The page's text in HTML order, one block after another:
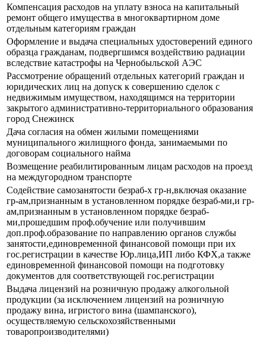
Компенсация расходов на уплату взноса на капитальный
ремонт общего имущества в многоквартирном доме
отдельным категориям граждан
Оформление и выдача специальных удостоверений единого
образца гражданам, подвергшимся воздействию радиации
вследствие катастрофы на Чернобыльской АЭС
Рассмотрение обращений отдельных категорий граждан и
юридических лиц на допуск к совершению сделок с
недвижимым имуществом, находящимся на территории
закрытого административно-территориального образования
город Снежинск
Дача согласия на обмен жилыми помещениями
муниципального жилищного фонда, занимаемыми по
договорам социального найма
Возмещение реабилитированным лицам расходов на проезд
на междугородном транспорте
Содействие самозанятости безраб-х гр-н,включая оказание
гр-ам,признанным в установленном порядке безраб-ми,и гр-
ам,признанным в установленном порядке безраб-
ми,прошедшим проф.обучение или получившим
доп.проф.образование по направлению органов службы
занятости,единовременной финансовой помощи при их
гос.регистрации в качестве Юр.лица,ИП либо КФХ,а также
единовременной финансовой помощи на подготовку
документов для соответствующей гос.регистрации
Выдача лицензий на розничную продажу алкогольной
продукции (за исключением лицензий на розничную
продажу вина, игристого вина (шампанского),
осуществляемую сельскохозяйственными
товаропроизводителями)